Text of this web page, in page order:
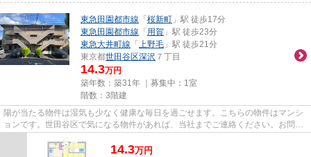
東急田園都市線 「桜新町 」駅 徒歩17分
東急田園都市線 「用賀 」駅 徒歩23分
東急大井町線 「 上野毛 」駅 徒歩21分
東京都世田谷区深沢 ７丁目
14.3万円
築年数：築31年 ｜募集中： 1室
階数：3階建
陽が当たる物件は湿気も少なく健康な毎日を過ごせます。こちらの物件はマンシ
ョンです。世田谷区で気になる物件があれば、当社までご連絡ください。お問い
合わせは03-6805-4901またはi...
14.3万円